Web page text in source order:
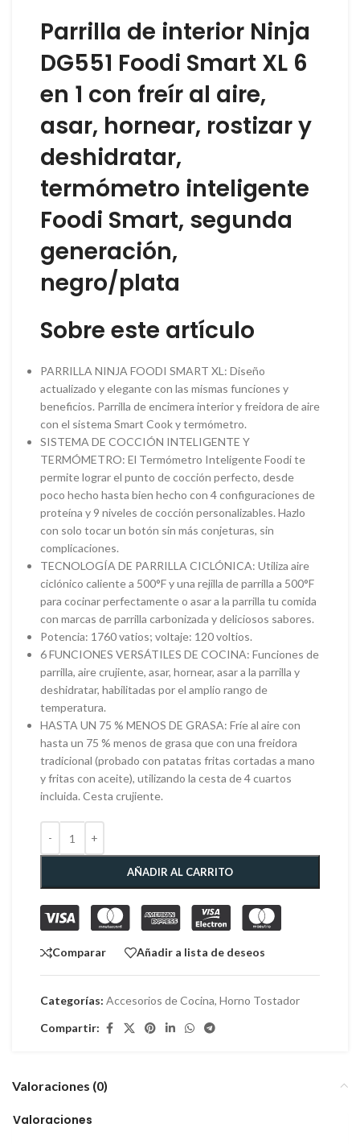
Parrilla de interior Ninja
DG551 Foodi Smart XL 6
en 1 con freír al aire,
asar, hornear, rostizar y
deshidratar,
termómetro inteligente
Foodi Smart, segunda
generación,
negro/plata
Sobre este artículo
PARRILLA NINJA FOODI SMART XL: Diseño
actualizado y elegante con las mismas funciones y
beneficios. Parrilla de encimera interior y freidora de aire
con el sistema Smart Cook y termómetro.
SISTEMA DE COCCIÓN INTELIGENTE Y
TERMÓMETRO: El Termómetro Inteligente Foodi te
permite lograr el punto de cocción perfecto, desde
poco hecho hasta bien hecho con 4 configuraciones de
proteína y 9 niveles de cocción personalizables. Hazlo
con solo tocar un botón sin más conjeturas, sin
complicaciones.
TECNOLOGÍA DE PARRILLA CICLÓNICA: Utiliza aire
ciclónico caliente a 500°F y una rejilla de parrilla a 500°F
para cocinar perfectamente o asar a la parrilla tu comida
con marcas de parrilla carbonizada y deliciosos sabores.
Potencia: 1760 vatios; voltaje: 120 voltios.
6 FUNCIONES VERSÁTILES DE COCINA: Funciones de
parrilla, aire crujiente, asar, hornear, asar a la parrilla y
deshidratar, habilitadas por el amplio rango de
temperatura.
HASTA UN 75 % MENOS DE GRASA: Fríe al aire con
hasta un 75 % menos de grasa que con una freidora
tradicional (probado con patatas fritas cortadas a mano
y fritas con aceite), utilizando la cesta de 4 cuartos
incluida. Cesta crujiente.
AÑADIR AL CARRITO
Comparar Añadir a lista de deseos
Categorías: Accesorios de Cocina, Horno Tostador
Compartir:
Valoraciones (0)
Valoraciones